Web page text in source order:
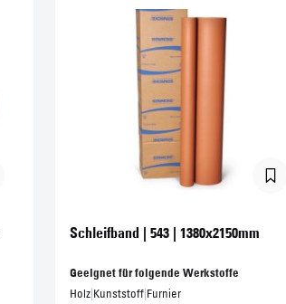
Schleifband | 543 | 1380x2150mm
Geeignet für folgende Werkstoffe
Holz|Kunststoff|Furnier